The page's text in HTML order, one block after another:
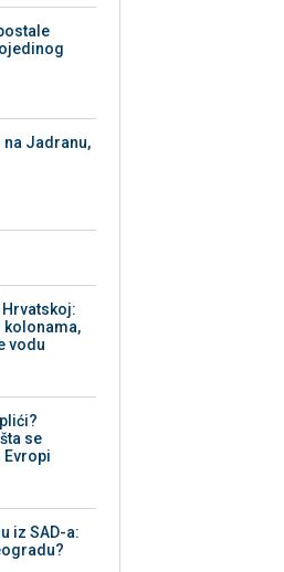
na Jadranu,
kolonama,
vodu
se
Evropi
iz SAD-a: